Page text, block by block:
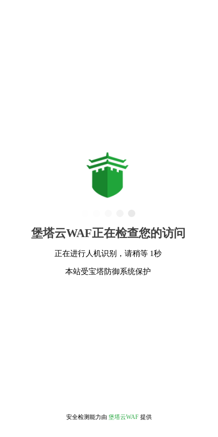
堡塔云WAF正在检查您的访问
正在进行人机识别，请稍等 1秒
本站受宝塔防御系统保护
安全检测能力由 堡塔云WAF 提供